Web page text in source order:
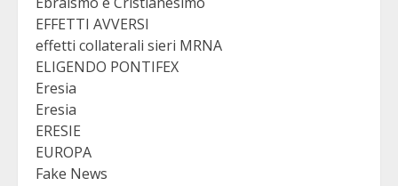
EFFETTI AVVERSI
effetti collaterali sieri MRNA
ELIGENDO PONTIFEX
Eresia
Eresia
ERESIE
EUROPA
Fake News